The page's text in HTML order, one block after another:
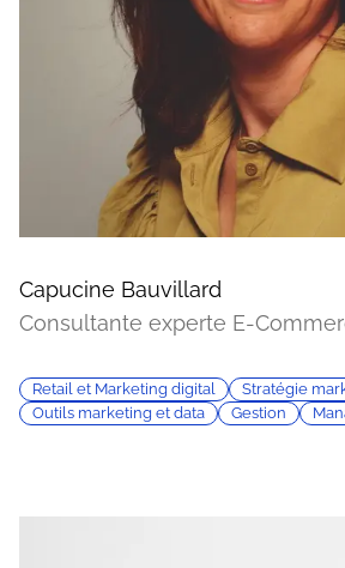
Capucine Bauvillard
Consultante experte E-
Retail et Marketing digital
Stratégie
Outils marketing et data
Gestion